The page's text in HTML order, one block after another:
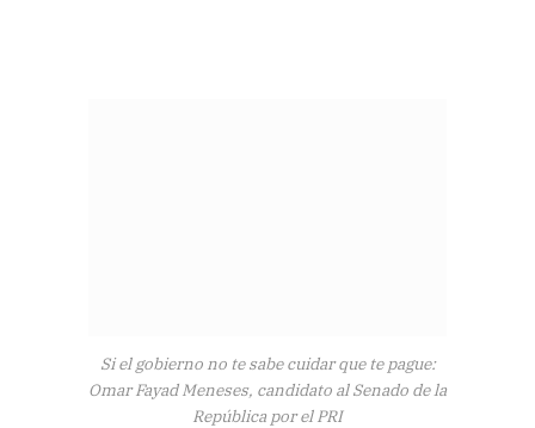
Si el gobierno no te sabe cuidar que te pague:
Omar Fayad Meneses, candidato al Senado de la
República por el PRI